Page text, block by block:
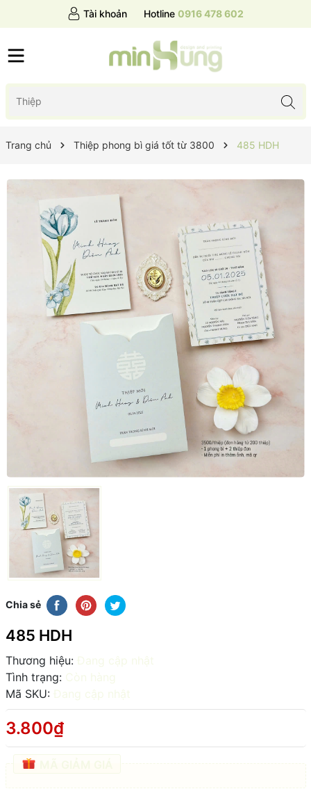
Tài khoản Hotline 0916 478 602
Trang chủ Thiệp phong bì giá tốt từ 3800 485 HDH
Chia sẻ
485 HDH
Thương hiệu: Đang cập nhật
Tình trạng: Còn hàng
Mã SKU: Đang cập nhật
3.800₫